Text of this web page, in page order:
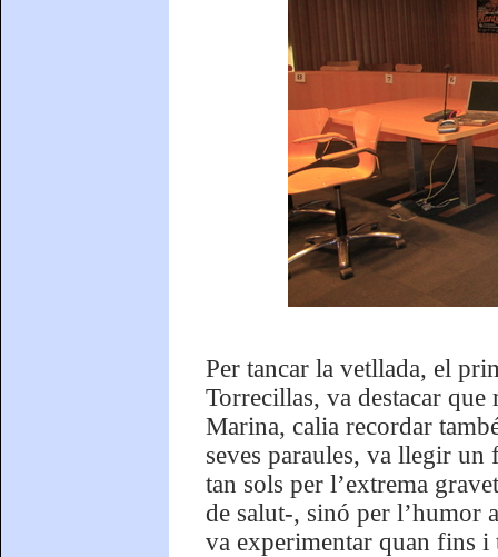
Per tancar la vetllada, el
Torrecillas, va destacar
Marina, calia recordar
seves paraules, va llegir
tan sols per l’extrema
de salut-, sinó per l’humor
va experimentar quan fins i